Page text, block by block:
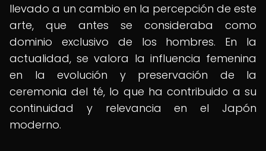
llevado a un cambio en la percepción de este
arte, que antes se consideraba como
dominio exclusivo de los hombres. En la
actualidad, se valora la influencia femenina
en la evolución y preservación de la
ceremonia del té, lo que ha contribuido a su
continuidad y relevancia en el Japón
moderno.